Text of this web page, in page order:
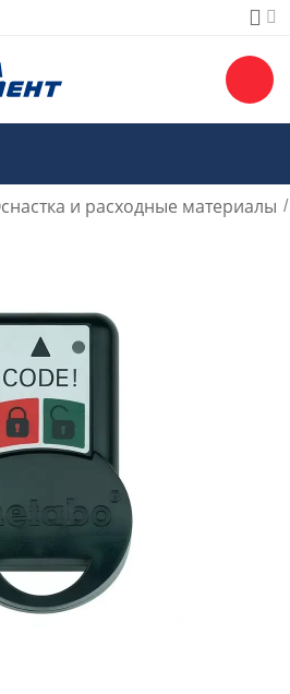
и расходные материалы /